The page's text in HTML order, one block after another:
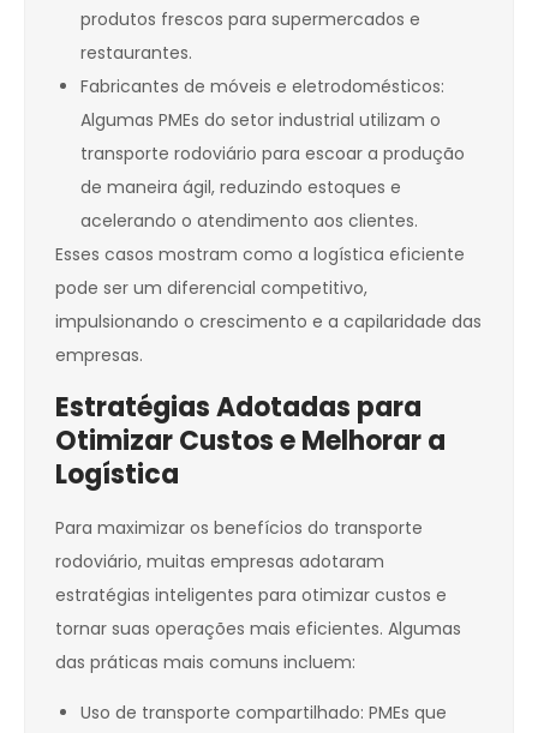
produtos frescos para supermercados e
restaurantes.
Fabricantes de móveis e eletrodomésticos:
Algumas PMEs do setor industrial utilizam o
transporte rodoviário para escoar a produção
de maneira ágil, reduzindo estoques e
acelerando o atendimento aos clientes.
Esses casos mostram como a logística eficiente
pode ser um diferencial competitivo,
impulsionando o crescimento e a capilaridade das
empresas.
Estratégias Adotadas para
Otimizar Custos e Melhorar a
Logística
Para maximizar os benefícios do transporte
rodoviário, muitas empresas adotaram
estratégias inteligentes para otimizar custos e
tornar suas operações mais eficientes. Algumas
das práticas mais comuns incluem:
Uso de transporte compartilhado: PMEs que